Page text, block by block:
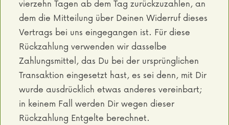
vierzehn Tagen ab dem Tag zurückzuzahlen, an
dem die Mitteilung über Deinen Widerruf dieses
Vertrags bei uns eingegangen ist. Für diese
Rückzahlung verwenden wir dasselbe
Zahlungsmittel, das Du bei der ursprünglichen
Transaktion eingesetzt hast, es sei denn, mit Dir
wurde ausdrücklich etwas anderes vereinbart;
in keinem Fall werden Dir wegen dieser
Rückzahlung Entgelte berechnet.